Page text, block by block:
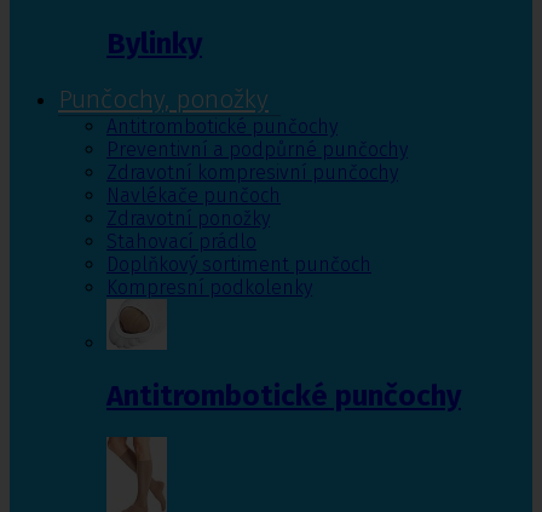
Bylinky
Punčochy, ponožky
Antitrombotické punčochy
Preventivní a podpůrné punčochy
Zdravotní kompresivní punčochy
Navlékače punčoch
Zdravotní ponožky
Stahovací prádlo
Doplňkový sortiment punčoch
Kompresní podkolenky
Antitrombotické punčochy